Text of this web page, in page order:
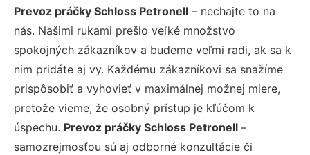
Prevoz práčky Schloss Petronell – nechajte to na
nás. Našimi rukami prešlo veľké množstvo
spokojných zákazníkov a budeme veľmi radi, ak sa k
nim pridáte aj vy. Každému zákazníkovi sa snažíme
prispôsobiť a vyhovieť v maximálnej možnej miere,
pretože vieme, že osobný prístup je kľúčom k
úspechu. Prevoz práčky Schloss Petronell –
samozrejmosťou sú aj odborné konzultácie či